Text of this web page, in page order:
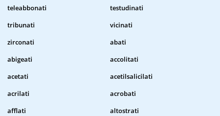
teleabbonati
testudinati
tribunati
vicinati
zirconati
abati
abigeati
accolitati
acetati
acetilsalicilati
acrilati
acrobati
afflati
altostrati